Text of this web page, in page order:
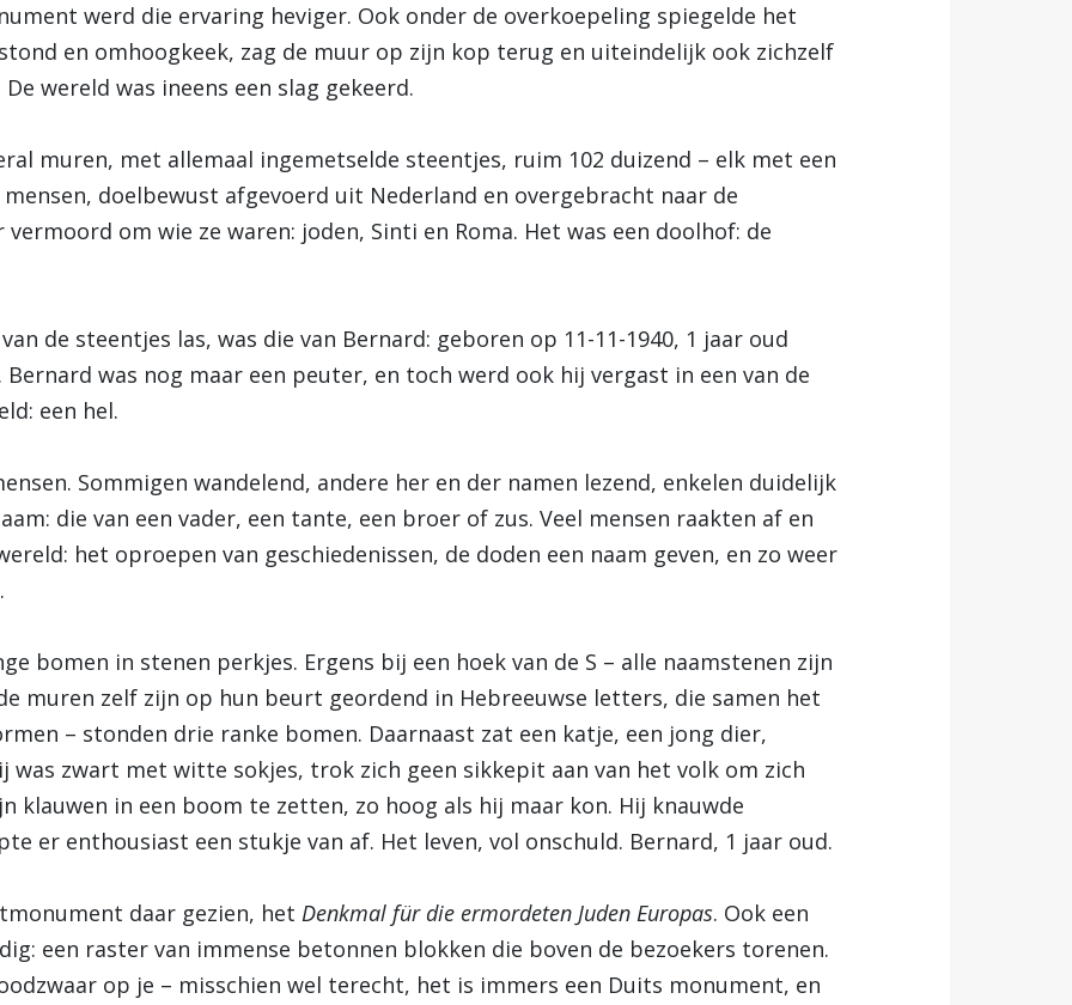
werd die ervaring heviger. Ook onder de overkoepeling spiegelde het
en omhoogkeek, zag de muur op zijn kop terug en uiteindelijk ook zichzelf
wereld was ineens een slag gekeerd.
muren, met allemaal ingemetselde steentjes, ruim 102 duizend ­– elk met een
doelbewust afgevoerd uit Nederland en overgebracht naar de
om wie ze waren: joden, Sinti en Roma. Het was een doolhof: de
de steentjes las, was die van Bernard: geboren op 11-11-1940, 1 jaar oud
was nog maar een peuter, en toch werd ook hij vergast in een van de
een hel.
Sommigen wandelend, andere her en der namen lezend, enkelen duidelijk
die van een vader, een tante, een broer of zus. Veel mensen raakten af en
het oproepen van geschiedenissen, de doden een naam geven, en zo weer
bomen in stenen perkjes. Ergens bij een hoek van de S – alle naamstenen zijn
muren zelf zijn op hun beurt geordend in Hebreeuwse letters, die samen het
– stonden drie ranke bomen. Daarnaast zat een katje, een jong dier,
was zwart met witte sokjes, trok zich geen sikkepit aan van het volk om zich
klauwen in een boom te zetten, zo hoog als hij maar kon. Hij knauwde
er enthousiast een stukje van af. Het leven, vol onschuld. Bernard, 1 jaar oud.
daar gezien, het Denkmal für die ermordeten Juden Europas. Ook een
een raster van immense betonnen blokken die boven de bezoekers torenen.
op je – misschien wel terecht, het is immers een Duits monument, en